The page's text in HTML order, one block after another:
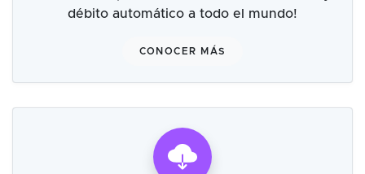
débito automático a todo el mundo!
CONOCER MÁS